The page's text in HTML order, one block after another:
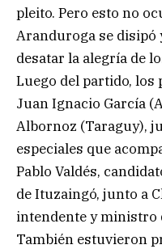
pleito. Pero esto no
Aranduroga se disipó
desatar la alegría de
Luego del partido, los
Juan Ignacio García
Albornoz (Taraguy),
especiales que
Pablo Valdés,
de Ituzaingó, junto a
intendente y ministro
También estuvieron